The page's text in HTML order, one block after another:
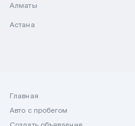
Алматы
Астана
Главная
Авто с пробегом